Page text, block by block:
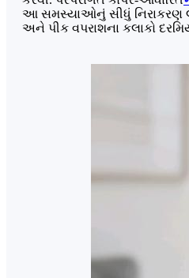
આ સમસ્યાઓનું સીધું નિરાકરણ
અને પીક વપરાશના કલાકો